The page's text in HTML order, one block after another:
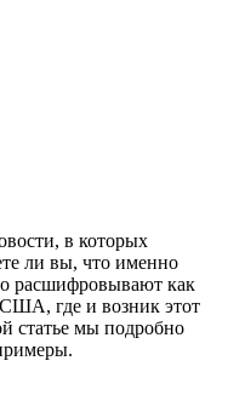
в которых
ли вы, что именно
расшифровывают как
США, где и возник этот
статье мы подробно